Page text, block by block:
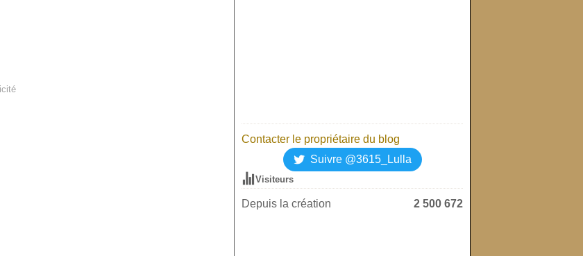
Contacter le propriétaire du blog
Suivre @3615_Lulla
Visiteurs
Depuis la création 2 500 672